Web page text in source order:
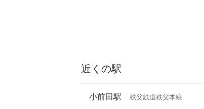
近くの駅
小前田駅 秩父鉄道秩父本線